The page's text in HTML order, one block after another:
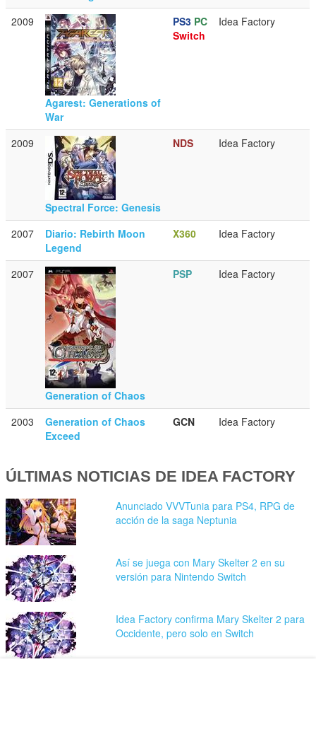
2009
Agarest: Generations of
War
PS3 PC
Switch
Idea Factory
2009
Spectral Force: Genesis
NDS Idea Factory
2007
Diario: Rebirth Moon
Legend
X360 Idea Factory
2007
Generation of Chaos
PSP Idea Factory
2003
Generation of Chaos
Exceed
GCN Idea Factory
ÚLTIMAS NOTICIAS DE IDEA FACTORY
Anunciado VVVTunia para PS4, RPG de
acción de la saga Neptunia
Así se juega con Mary Skelter 2 en su
versión para Nintendo Switch
Idea Factory confirma Mary Skelter 2 para
Occidente, pero solo en Switch